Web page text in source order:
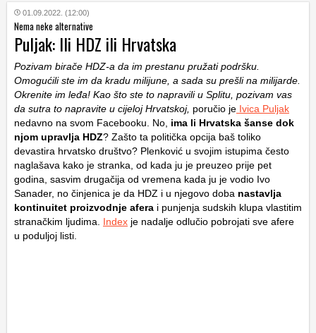
01.09.2022. (12:00)
Nema neke alternative
Puljak: Ili HDZ ili Hrvatska
Pozivam birače HDZ-a da im prestanu pružati podršku.
Omogućili ste im da kradu milijune, a sada su prešli na milijarde.
Okrenite im leđa! Kao što ste to napravili u Splitu, pozivam vas
da sutra to napravite u cijeloj Hrvatskoj, poručio je Ivica Puljak
nedavno na svom Facebooku. No, ima li Hrvatska šanse dok
njom upravlja HDZ? Zašto ta politička opcija baš toliko
devastira hrvatsko društvo? Plenković u svojim istupima često
naglašava kako je stranka, od kada ju je preuzeo prije pet
godina, sasvim drugačija od vremena kada ju je vodio Ivo
Sanader, no činjenica je da HDZ i u njegovo doba nastavlja
kontinuitet proizvodnje afera i punjenja sudskih klupa vlastitim
stranačkim ljudima. Index je nadalje odlučio pobrojati sve afere
u poduljoj listi.